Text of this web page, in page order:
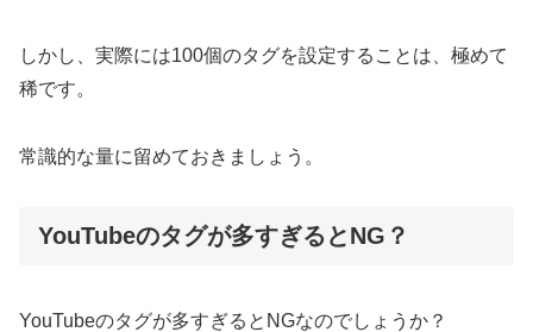
しかし、実際には100個のタグを設定することは、極めて
稀です。
常識的な量に留めておきましょう。
YouTubeのタグが多すぎるとNG？
YouTubeのタグが多すぎるとNGなのでしょうか？